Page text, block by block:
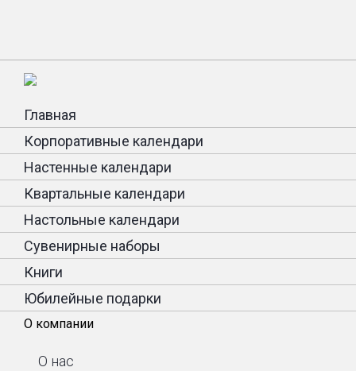
Главная
Корпоративные календари
Настенные календари
Квартальные календари
Настольные календари
Сувенирные наборы
Книги
Юбилейные подарки
О компании
О нас